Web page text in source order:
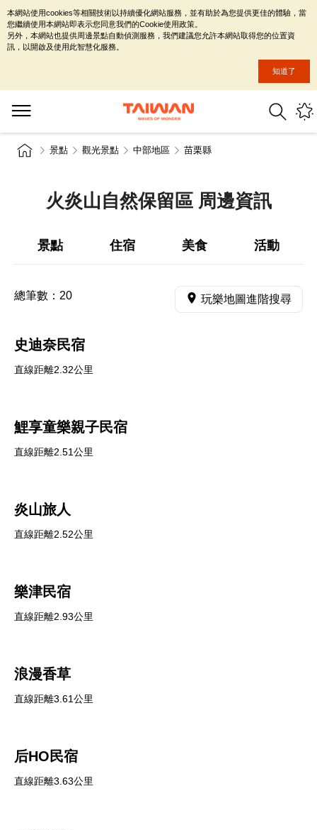
景點 觀光景點 中部地區 苗栗縣
火炎山自然保留區 周邊資訊
景點 住宿 美食 活動
總筆數： 20 玩樂地圖進階搜尋
史迪奈民宿
直線距離2.32公里
鯉享童樂親子民宿
直線距離2.51公里
炎山旅人
直線距離2.52公里
樂津民宿
直線距離2.93公里
浪漫香草
直線距離3.61公里
后HO民宿
直線距離3.63公里
本網站使用cookies等相關技術以持續優化網站服務，並有助於為您提供更佳的體驗，當
您繼續使用本網站即表示您同意我們的Cookie使用政策。
另外，本網站也提供周邊景點自動偵測服務，我們建議您允許本網站取得您的位置資
訊，以開啟及使用此智慧化服務。
知道了